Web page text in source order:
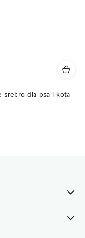
srebro dla psa i kota